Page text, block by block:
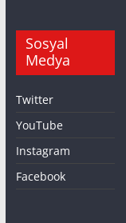
Sosyal
Medya
Twitter
YouTube
Instagram
Facebook